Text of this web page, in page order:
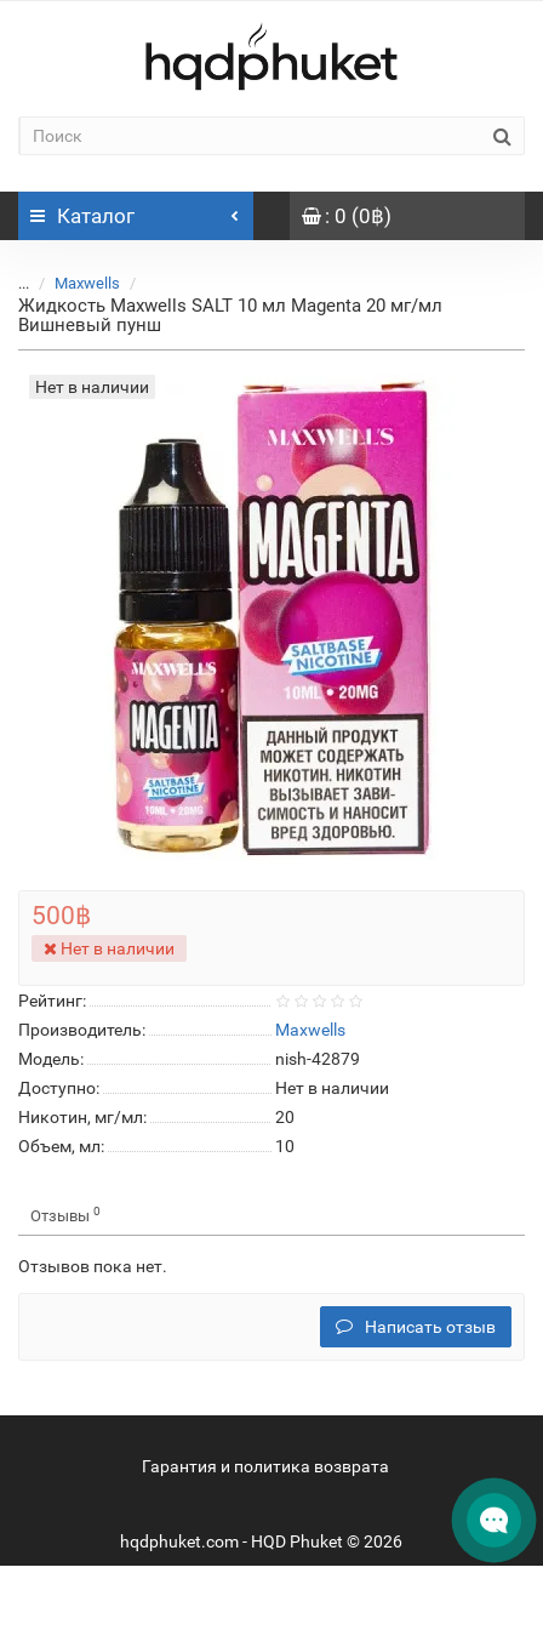
Каталог : 0 (0฿)
... Maxwells
Жидкость Maxwells SALT 10 мл Magenta 20 мг/мл
Вишневый пунш
Нет в наличии
Рейтинг:
Производитель:
Maxwells
Модель:
nish-42879
Доступно:
Нет в наличии
Никотин, мг/мл:
20
Объем, мл:
10
500฿
Нет в наличии
Отзывы 0
Отзывов пока нет.
Написать отзыв
Гарантия и политика возврата
hqdphuket.com - HQD Phuket © 2026